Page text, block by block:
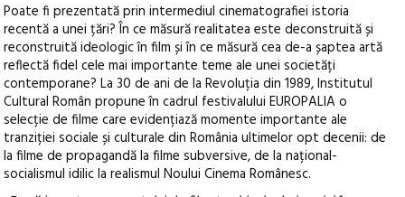
Poate fi prezentată prin intermediul cinematografiei istoria
recentă a unei țări? În ce măsură realitatea este deconstruită și
reconstruită ideologic în film și în ce măsură cea de-a șaptea artă
reflectă fidel cele mai importante teme ale unei societăți
contemporane? La 30 de ani de la Revoluția din 1989, Institutul
Cultural Român propune în cadrul festivalului EUROPALIA o
selecție de filme care evidențiază momente importante ale
tranziției sociale și culturale din România ultimelor opt decenii: de
la filme de propagandă la filme subversive, de la național-
socialismul idilic la realismul Noului Cinema Românesc.